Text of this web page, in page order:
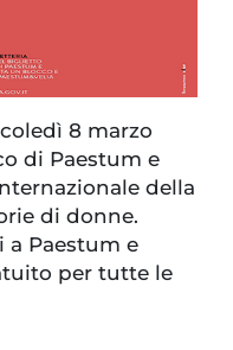
8 marzo
di Paestum e
della
di donne.
Paestum e
per tutte le